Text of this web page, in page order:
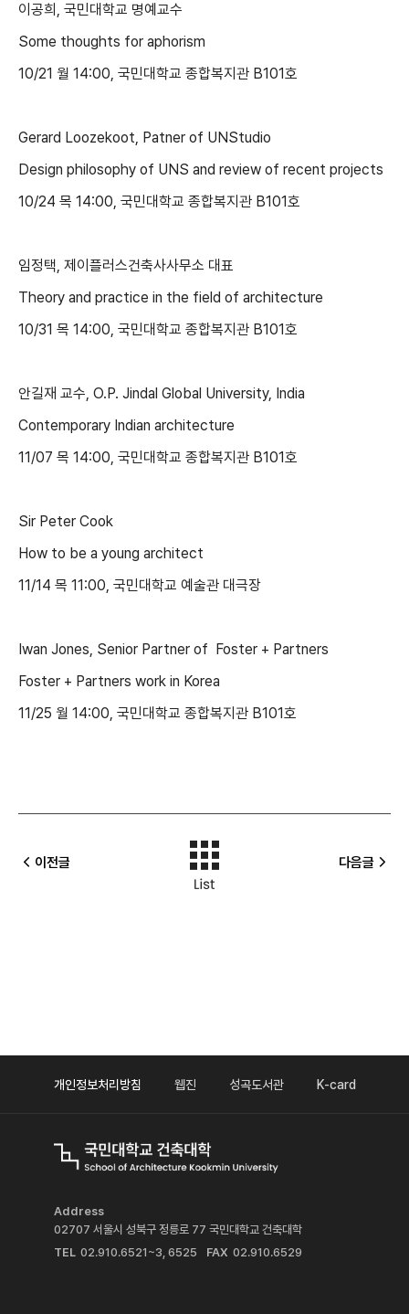
이공희, 국민대학교 명예교수
Some thoughts for aphorism
10/21 월 14:00, 국민대학교 종합복지관 B101호
Gerard Loozekoot, Patner of UNStudio
Design philosophy of UNS and review of recent projects
10/24 목 14:00, 국민대학교 종합복지관 B101호
임정택, 제이플러스건축사사무소 대표
Theory and practice in the field of architecture
10/31 목 14:00, 국민대학교 종합복지관 B101호
안길재 교수, O.P. Jindal Global University, India
Contemporary Indian architecture
11/07 목 14:00, 국민대학교 종합복지관 B101호
Sir Peter Cook
How to be a young architect
11/14 목 11:00, 국민대학교 예술관 대극장
Iwan Jones, Senior Partner of Foster + Partners
Foster + Partners work in Korea
11/25 월 14:00, 국민대학교 종합복지관 B101호
이전글 다음글
개인정보처리방침 웹진 성곡도서관 K-card
Address
02707 서울시 성북구 정릉로 77 국민대학교 건축대학
TEL 02.910.6521~3, 6525 FAX 02.910.6529